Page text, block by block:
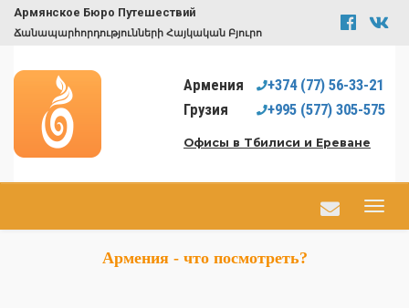
Армянское Бюро Путешествий
Ճանապարհորդությունների Հայկական Բյուրո
Армения +374 (77) 56-33-21
Грузия
+995 (577) 305-575
Офисы в Тбилиси и Ереване
Армения - что посмотреть?